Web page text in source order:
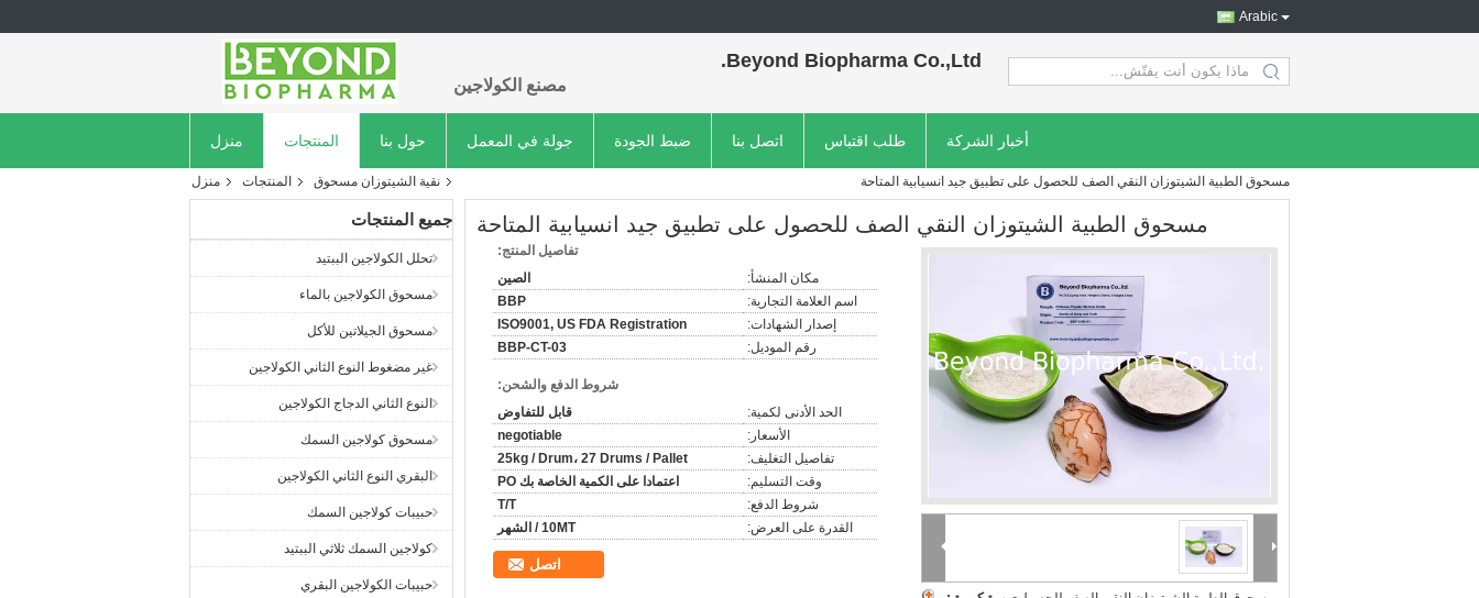
Arabic
Beyond Biopharma Co.,Ltd.
مصنع الكولاجين search
منزل المنتجات حول بنا جولة في المعمل ضبط الجودة اتصل بنا طلب اقتباس أخبار الشركة
منزل المنتجات نقية الشيتوزان مسحوق مسحوق الطبية الشيتوزان النقي الصف للحصول على تطبيق جيد انسيابية المتاحة
جميع المنتجات
تحلل الكولاجين الببتيد
مسحوق الكولاجين بالماء
مسحوق الجيلاتين للأكل
غير مضغوط النوع الثاني الكولاجين
النوع الثاني الدجاج الكولاجين
مسحوق كولاجين السمك
البقري النوع الثاني الكولاجين
حبيبات كولاجين السمك
كولاجين السمك ثلاثي الببتيد
حبيبات الكولاجين البقري
مسحوق الطبية الشيتوزان النقي الصف للحصول على تطبيق جيد انسيابية المتاحة
تفاصيل المنتج:
مكان المنشأ:
الصين
اسم العلامة التجارية:
BBP
إصدار الشهادات:
ISO9001, US FDA Registration
رقم الموديل:
BBP-CT-03
شروط الدفع والشحن:
الحد الأدنى لكمية:
قابل للتفاوض
الأسعار:
negotiable
تفاصيل التغليف:
25kg / Drum، 27 Drums / Pallet
وقت التسليم:
اعتمادا على الكمية الخاصة بك PO
شروط الدفع:
T/T
القدرة على العرض:
10MT / الشهر
اتصل